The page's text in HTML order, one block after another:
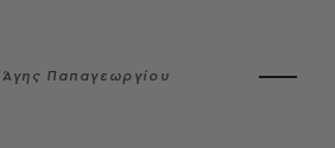
Άγης Παπαγεωργίου